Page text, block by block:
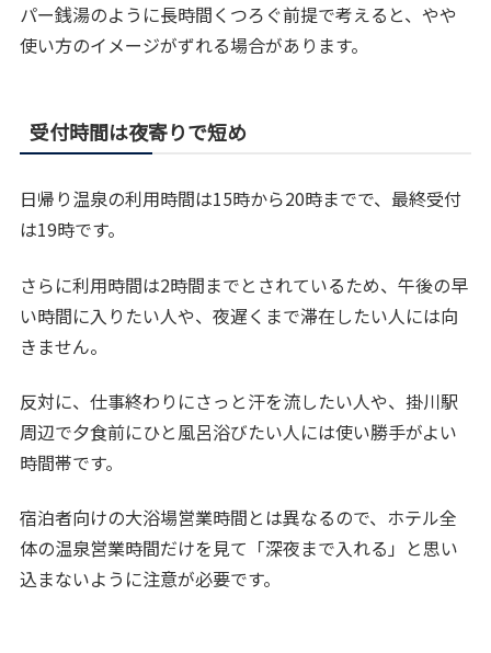
パー銭湯のように長時間くつろぐ前提で考えると、やや
使い方のイメージがずれる場合があります。
受付時間は夜寄りで短め
日帰り温泉の利用時間は15時から20時までで、最終受付
は19時です。
さらに利用時間は2時間までとされているため、午後の早
い時間に入りたい人や、夜遅くまで滞在したい人には向
きません。
反対に、仕事終わりにさっと汗を流したい人や、掛川駅
周辺で夕食前にひと風呂浴びたい人には使い勝手がよい
時間帯です。
宿泊者向けの大浴場営業時間とは異なるので、ホテル全
体の温泉営業時間だけを見て「深夜まで入れる」と思い
込まないように注意が必要です。